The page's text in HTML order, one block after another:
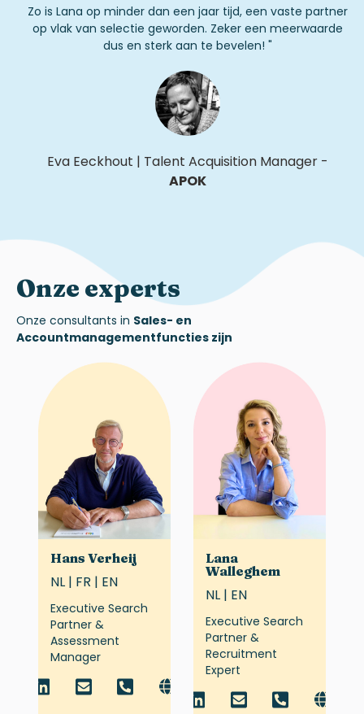
Zo is Lana op minder dan een jaar tijd, een vaste partner
op vlak van selectie geworden. Zeker een meerwaarde
dus en sterk aan te bevelen! "
Eva Eeckhout | Talent Acquisition Manager -
APOK
Onze experts
Onze consultants in Sales- en
Accountmanagementfuncties zijn
Hans Verheij
NL | FR | EN
Executive Search
Partner &
Assessment
Manager
Lana
Walleghem
NL | EN
Executive Search
Partner &
Recruitment
Expert